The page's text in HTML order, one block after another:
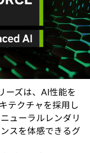
ーズは、AI性能を
テクチャを採用し
ューラルレンダリ
スを体感できるグ